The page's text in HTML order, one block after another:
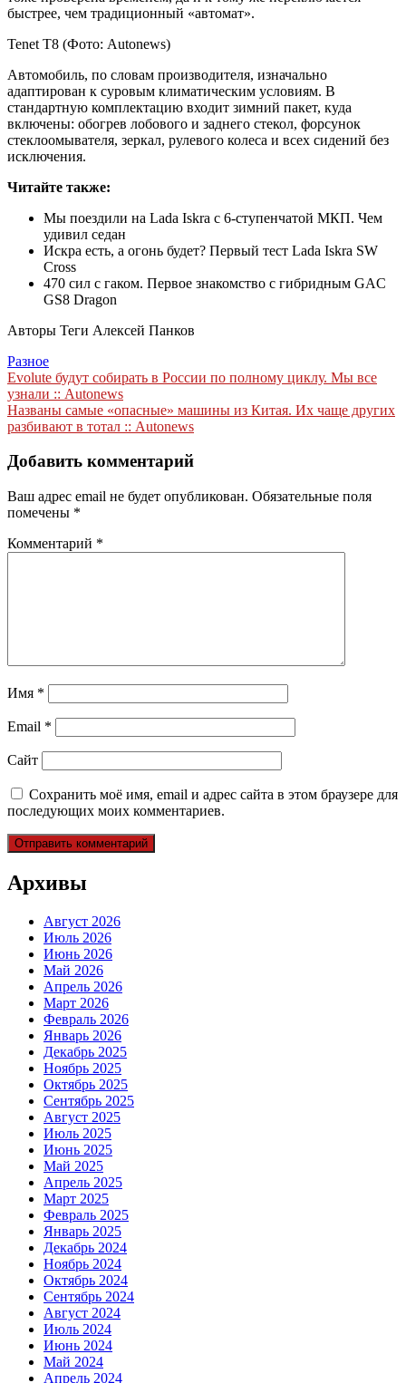
быстрее, чем традиционный «автомат».
Tenet T8 (Фото: Autonews)
Автомобиль, по словам производителя, изначально
адаптирован к суровым климатическим условиям. В
стандартную комплектацию входит зимний пакет, куда
включены: обогрев лобового и заднего стекол, форсунок
стеклоомывателя, зеркал, рулевого колеса и всех сидений без
исключения.
Читайте также:
Мы поездили на Lada Iskra с 6-ступенчатой МКП. Чем
удивил седан
Искра есть, а огонь будет? Первый тест Lada Iskra SW
Cross
470 сил с гаком. Первое знакомство с гибридным GAC
GS8 Dragon
Авторы Теги Алексей Панков
Разное
Навигация
по
записям
Evolute будут собирать в России по полному циклу. Мы все
узнали :: Autonews
Названы самые «опасные» машины из Китая. Их чаще других
разбивают в тотал :: Autonews
Добавить комментарий
Ваш адрес email не будет опубликован. Обязательные поля
помечены *
Комментарий *
Имя *
Email *
Сайт
Сохранить моё имя, email и адрес сайта в этом браузере для
последующих моих комментариев.
Архивы
Август 2026
Июль 2026
Июнь 2026
Май 2026
Апрель 2026
Март 2026
Февраль 2026
Январь 2026
Декабрь 2025
Ноябрь 2025
Октябрь 2025
Сентябрь 2025
Август 2025
Июль 2025
Июнь 2025
Май 2025
Апрель 2025
Март 2025
Февраль 2025
Январь 2025
Декабрь 2024
Ноябрь 2024
Октябрь 2024
Сентябрь 2024
Август 2024
Июль 2024
Июнь 2024
Май 2024
Апрель 2024